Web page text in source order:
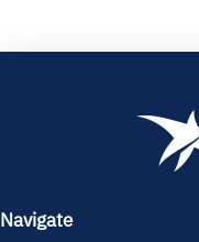
Navigate